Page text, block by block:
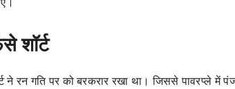
शॉर्ट
ने रन गति पर को बरकरार रखा था। जिससे पावरप्ले में